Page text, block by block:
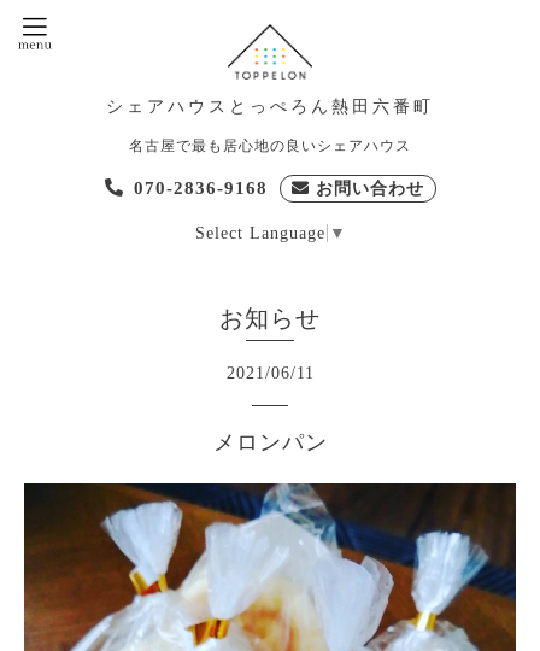
シェアハウスとっぺろん熱田六番町
名古屋で最も居心地の良いシェアハウス
070-2836-9168 お問い合わせ
Select Language ▼
お知らせ
2021/06/11
メロンパン